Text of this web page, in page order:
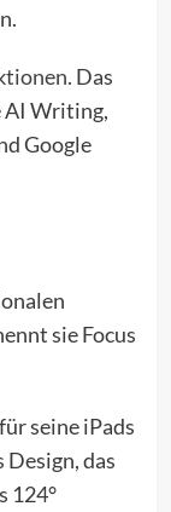
Das
AI Writing,
Google
sie Focus
seine iPads
das
124°